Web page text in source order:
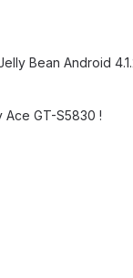
Bean Android
Ace GT-S5830 !